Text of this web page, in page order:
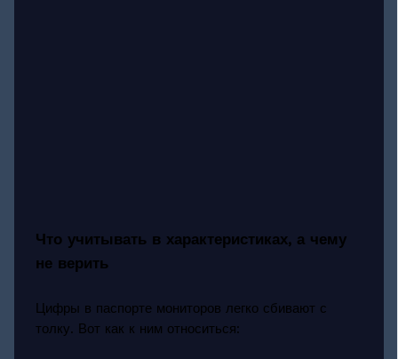
Что учитывать в характеристиках, а чему
не верить
Цифры в паспорте мониторов легко сбивают с
толку. Вот как к ним относиться: